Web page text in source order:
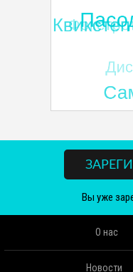
Вы уже
О нас
Новости